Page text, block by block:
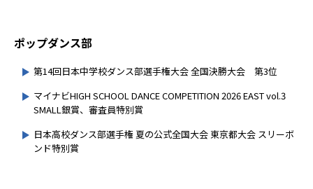
ポップダンス部
第14回日本中学校ダンス部選手権大会 全国決勝大会 第3位
マイナビHIGH SCHOOL DANCE COMPETITION 2026 EAST vol.3
SMALL銀賞、審査員特別賞
日本高校ダンス部選手権 夏の公式全国大会 東京都大会 スリーボ
ンド特別賞